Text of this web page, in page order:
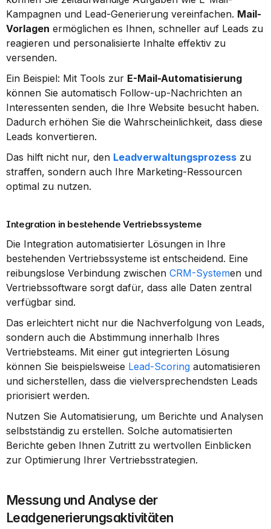
Kampagnen und Lead-Generierung vereinfachen. Mail-
Vorlagen ermöglichen es Ihnen, schneller auf Leads zu
reagieren und personalisierte Inhalte effektiv zu
versenden.
Ein Beispiel: Mit Tools zur E-Mail-Automatisierung
können Sie automatisch Follow-up-Nachrichten an
Interessenten senden, die Ihre Website besucht haben.
Dadurch erhöhen Sie die Wahrscheinlichkeit, dass diese
Leads konvertieren.
Das hilft nicht nur, den Leadverwaltungsprozess zu
straffen, sondern auch Ihre Marketing-Ressourcen
optimal zu nutzen.
Integration in bestehende Vertriebssysteme
Die Integration automatisierter Lösungen in Ihre
bestehenden Vertriebssysteme ist entscheidend. Eine
reibungslose Verbindung zwischen CRM-Systemen und
Vertriebssoftware sorgt dafür, dass alle Daten zentral
verfügbar sind.
Das erleichtert nicht nur die Nachverfolgung von Leads,
sondern auch die Abstimmung innerhalb Ihres
Vertriebsteams. Mit einer gut integrierten Lösung
können Sie beispielsweise Lead-Scoring automatisieren
und sicherstellen, dass die vielversprechendsten Leads
priorisiert werden.
Nutzen Sie Automatisierung, um Berichte und Analysen
selbstständig zu erstellen. Solche automatisierten
Berichte geben Ihnen Zutritt zu wertvollen Einblicken
zur Optimierung Ihrer Vertriebsstrategien.
Messung und Analyse der
Leadgenerierungsaktivitäten